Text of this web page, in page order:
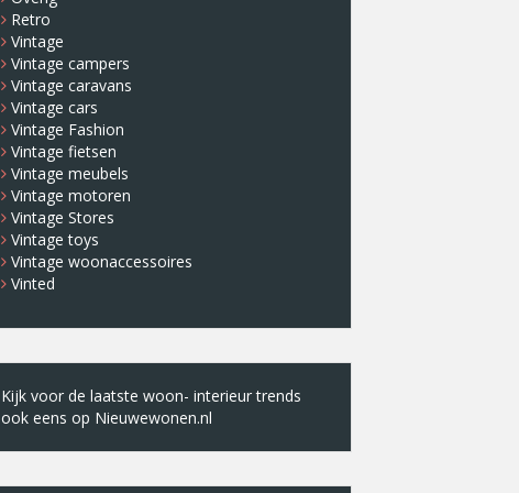
Retro
Vintage
Vintage campers
Vintage caravans
Vintage cars
Vintage Fashion
Vintage fietsen
Vintage meubels
Vintage motoren
Vintage Stores
Vintage toys
Vintage woonaccessoires
Vinted
Kijk voor de laatste woon- interieur trends
ook eens op Nieuwewonen.nl